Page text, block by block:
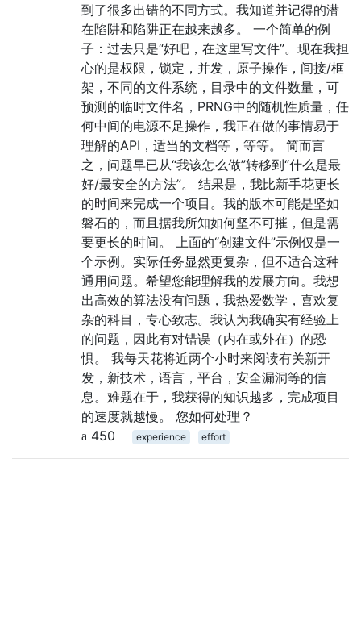
到了很多出错的不同方式。我知道并记得的潜
在陷阱和陷阱正在越来越多。 一个简单的例
子：过去只是“好吧，在这里写文件”。现在我担
心的是权限，锁定，并发，原子操作，间接/框
架，不同的文件系统，目录中的文件数量，可
预测的临时文件名，PRNG中的随机性质量，任
何中间的电源不足操作，我正在做的事情易于
理解的API，适当的文档等，等等。 简而言
之，问题早已从“我该怎么做”转移到“什么是最
好/最安全的方法”。 结果是，我比新手花更长
的时间来完成一个项目。我的版本可能是坚如
磐石的，而且据我所知如何坚不可摧，但是需
要更长的时间。 上面的“创建文件”示例仅是一
个示例。实际任务显然更复杂，但不适合这种
通用问题。希望您能理解我的发展方向。我想
出高效的算法没有问题，我热爱数学，喜欢复
杂的科目，专心致志。我认为我确实有经验上
的问题，因此有对错误（内在或外在）的恐
惧。 我每天花将近两个小时来阅读有关新开
发，新技术，语言，平台，安全漏洞等的信
息。难题在于，我获得的知识越多，完成项目
的速度就越慢。 您如何处理？
450
experience effort